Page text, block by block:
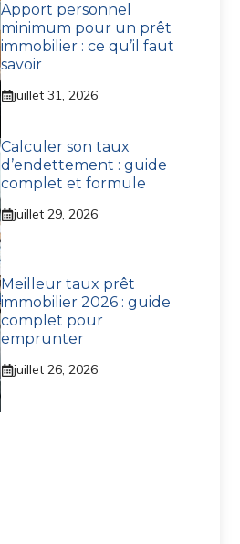
Apport personnel
minimum pour un prêt
immobilier : ce qu’il faut
savoir
juillet 31, 2026
Calculer son taux
d’endettement : guide
complet et formule
juillet 29, 2026
Meilleur taux prêt
immobilier 2026 : guide
complet pour
emprunter
juillet 26, 2026